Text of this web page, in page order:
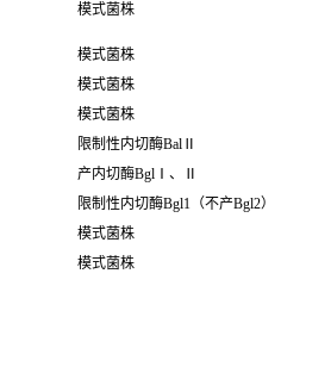
模式菌株
模式菌株
模式菌株
模式菌株
限制性内切酶BalⅡ
产内切酶BglⅠ、Ⅱ
限制性内切酶Bgl1（不产Bgl2）
模式菌株
模式菌株